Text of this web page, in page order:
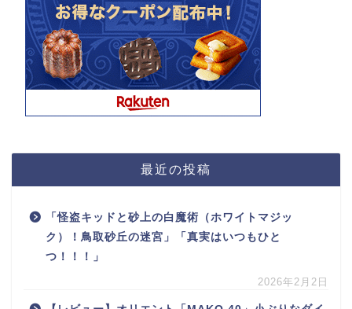
最近の投稿
「怪盗キッドと砂上の白魔術（ホワイトマジッ
ク）！鳥取砂丘の迷宮」「真実はいつもひと
つ！！！」
2026年2月2日